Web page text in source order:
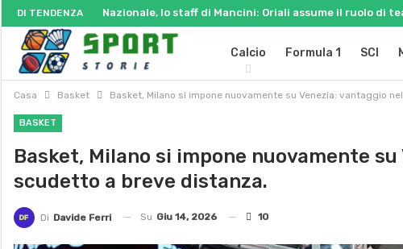
DI TENDENZA Nazionale, lo staff di Mancini: Oriali assume il ruolo di
Calcio Formula 1 SCI
Casa Basket Basket, Milano si impone nuovamente su Venezia: vantaggio
BASKET
Basket, Milano si impone nuovamente
scudetto a breve distanza.
Di Davide Ferri Su Giu 14, 2026 10